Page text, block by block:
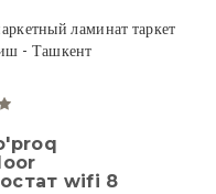
wifi 8